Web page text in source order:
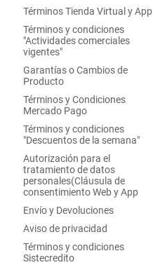
Términos Tienda Virtual y App
Términos y condiciones
"Actividades comerciales
vigentes"
Garantías o Cambios de
Producto
Términos y Condiciones
Mercado Pago
Términos y condiciones
"Descuentos de la semana"
Autorización para el
tratamiento de datos
personales(Cláusula de
consentimiento Web y App
Envío y Devoluciones
Aviso de privacidad
Términos y condiciones
Sistecredito